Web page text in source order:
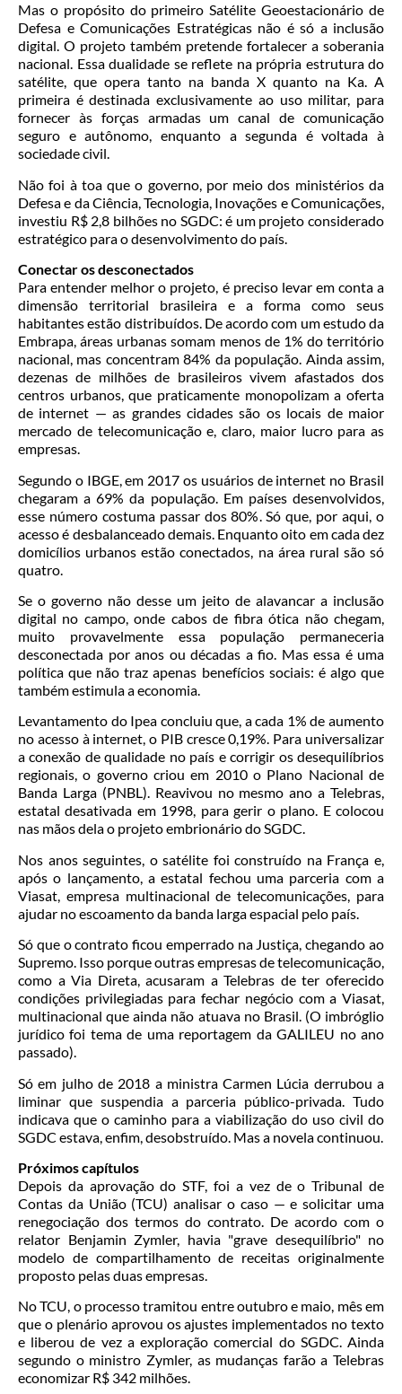
Mas o propósito do primeiro Satélite Geoestacionário de
Defesa e Comunicações Estratégicas não é só a inclusão
digital. O projeto também pretende fortalecer a soberania
nacional. Essa dualidade se reflete na própria estrutura do
satélite, que opera tanto na banda X quanto na Ka. A
primeira é destinada exclusivamente ao uso militar, para
fornecer às forças armadas um canal de comunicação
seguro e autônomo, enquanto a segunda é voltada à
sociedade civil.
Não foi à toa que o governo, por meio dos ministérios da
Defesa e da Ciência, Tecnologia, Inovações e Comunicações,
investiu R$ 2,8 bilhões no SGDC: é um projeto considerado
estratégico para o desenvolvimento do país.
Conectar os desconectados
Para entender melhor o projeto, é preciso levar em conta a
dimensão territorial brasileira e a forma como seus
habitantes estão distribuídos. De acordo com um estudo da
Embrapa, áreas urbanas somam menos de 1% do território
nacional, mas concentram 84% da população. Ainda assim,
dezenas de milhões de brasileiros vivem afastados dos
centros urbanos, que praticamente monopolizam a oferta
de internet — as grandes cidades são os locais de maior
mercado de telecomunicação e, claro, maior lucro para as
empresas.
Segundo o IBGE, em 2017 os usuários de internet no Brasil
chegaram a 69% da população. Em países desenvolvidos,
esse número costuma passar dos 80%. Só que, por aqui, o
acesso é desbalanceado demais. Enquanto oito em cada dez
domicílios urbanos estão conectados, na área rural são só
quatro.
Se o governo não desse um jeito de alavancar a inclusão
digital no campo, onde cabos de fibra ótica não chegam,
muito provavelmente essa população permaneceria
desconectada por anos ou décadas a fio. Mas essa é uma
política que não traz apenas benefícios sociais: é algo que
também estimula a economia.
Levantamento do Ipea concluiu que, a cada 1% de aumento
no acesso à internet, o PIB cresce 0,19%. Para universalizar
a conexão de qualidade no país e corrigir os desequilíbrios
regionais, o governo criou em 2010 o Plano Nacional de
Banda Larga (PNBL). Reavivou no mesmo ano a Telebras,
estatal desativada em 1998, para gerir o plano. E colocou
nas mãos dela o projeto embrionário do SGDC.
Nos anos seguintes, o satélite foi construído na França e,
após o lançamento, a estatal fechou uma parceria com a
Viasat, empresa multinacional de telecomunicações, para
ajudar no escoamento da banda larga espacial pelo país.
Só que o contrato ficou emperrado na Justiça, chegando ao
Supremo. Isso porque outras empresas de telecomunicação,
como a Via Direta, acusaram a Telebras de ter oferecido
condições privilegiadas para fechar negócio com a Viasat,
multinacional que ainda não atuava no Brasil. (O imbróglio
jurídico foi tema de uma reportagem da GALILEU no ano
passado).
Só em julho de 2018 a ministra Carmen Lúcia derrubou a
liminar que suspendia a parceria público-privada. Tudo
indicava que o caminho para a viabilização do uso civil do
SGDC estava, enfim, desobstruído. Mas a novela continuou.
Próximos capítulos
Depois da aprovação do STF, foi a vez de o Tribunal de
Contas da União (TCU) analisar o caso — e solicitar uma
renegociação dos termos do contrato. De acordo com o
relator Benjamin Zymler, havia "grave desequilíbrio" no
modelo de compartilhamento de receitas originalmente
proposto pelas duas empresas.
No TCU, o processo tramitou entre outubro e maio, mês em
que o plenário aprovou os ajustes implementados no texto
e liberou de vez a exploração comercial do SGDC. Ainda
segundo o ministro Zymler, as mudanças farão a Telebras
economizar R$ 342 milhões.